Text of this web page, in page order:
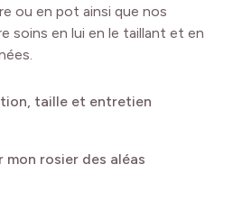
ou en pot ainsi que nos
soins en lui en le taillant et en
taille et entretien
rosier des aléas